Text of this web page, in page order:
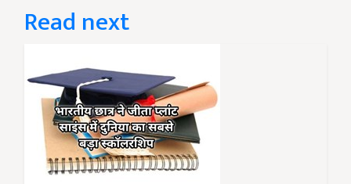
Read next